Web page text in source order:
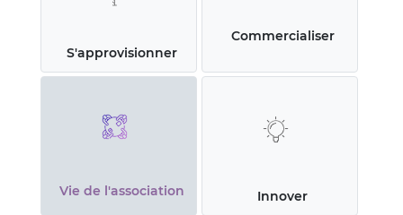
S'approvisionner
Commercialiser
Vie de l'association Innover